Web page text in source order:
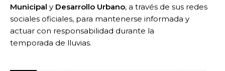
Municipal y Desarrollo Urbano, a través de sus redes
sociales oficiales, para mantenerse informada y
actuar con responsabilidad durante la
temporada de lluvias.